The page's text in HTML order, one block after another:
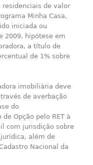
residenciais de valor
Minha Casa,
iniciada ou
2009, hipótese em
a título de
de 1% sobre
imobiliária deve
de averbação
do
Opção pelo RET à
com jurisdição sobre
além de
Nacional da